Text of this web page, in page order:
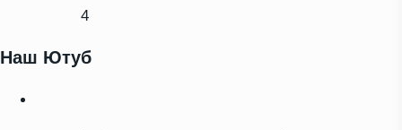
4
Наш Ютуб